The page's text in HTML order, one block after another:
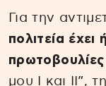
Για την
πολιτεία έχει
πρωτοβουλίες
μου Ι και ΙΙ”,